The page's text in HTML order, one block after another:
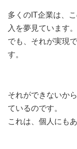
多くのIT企業は、
入を夢見ています。
でも、それが実現
す。
それができないか
ているのです。
これは、個人にも